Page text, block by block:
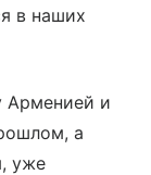
в наших
Арменией и
а
уже